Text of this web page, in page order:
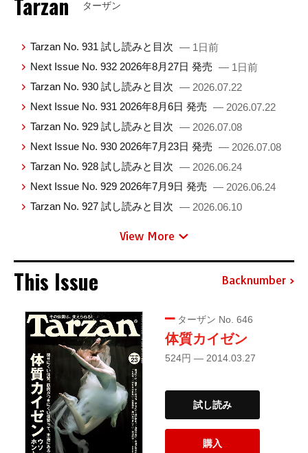
ターザン
Tarzan No. 931 試し読みと目次 — 1日前
Next Issue No. 932 2026年8月27日 発売 — 1日前
Tarzan No. 930 試し読みと目次 — 2026.07.22
Next Issue No. 931 2026年8月6日 発売 — 2026.07.22
Tarzan No. 929 試し読みと目次 — 2026.07.08
Next Issue No. 930 2026年7月23日 発売 — 2026.07.08
Tarzan No. 928 試し読みと目次 — 2026.06.24
Next Issue No. 929 2026年7月9日 発売 — 2026.06.24
Tarzan No. 927 試し読みと目次 — 2026.06.10
View More
This Issue Backnumber
ターザン No. 646
体質カイゼン
524円 — 2014.03.27
試し読み
購入